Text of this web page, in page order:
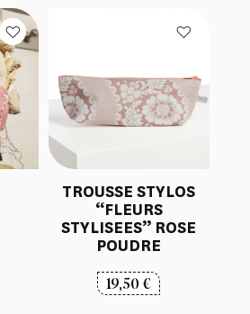
TROUSSE STYLOS
“FLEURS
STYLISEES” ROSE
POUDRE
19,50€